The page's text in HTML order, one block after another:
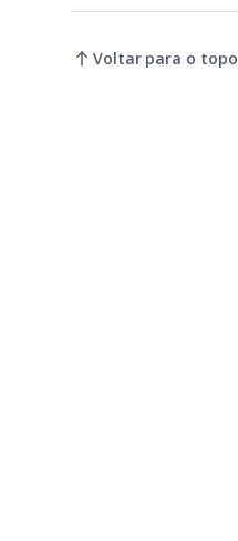
Voltar para o topo